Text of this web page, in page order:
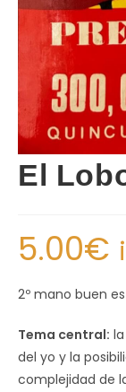
El
5.00€
2º mano buen
Tema central:
del yo y la
complejidad de